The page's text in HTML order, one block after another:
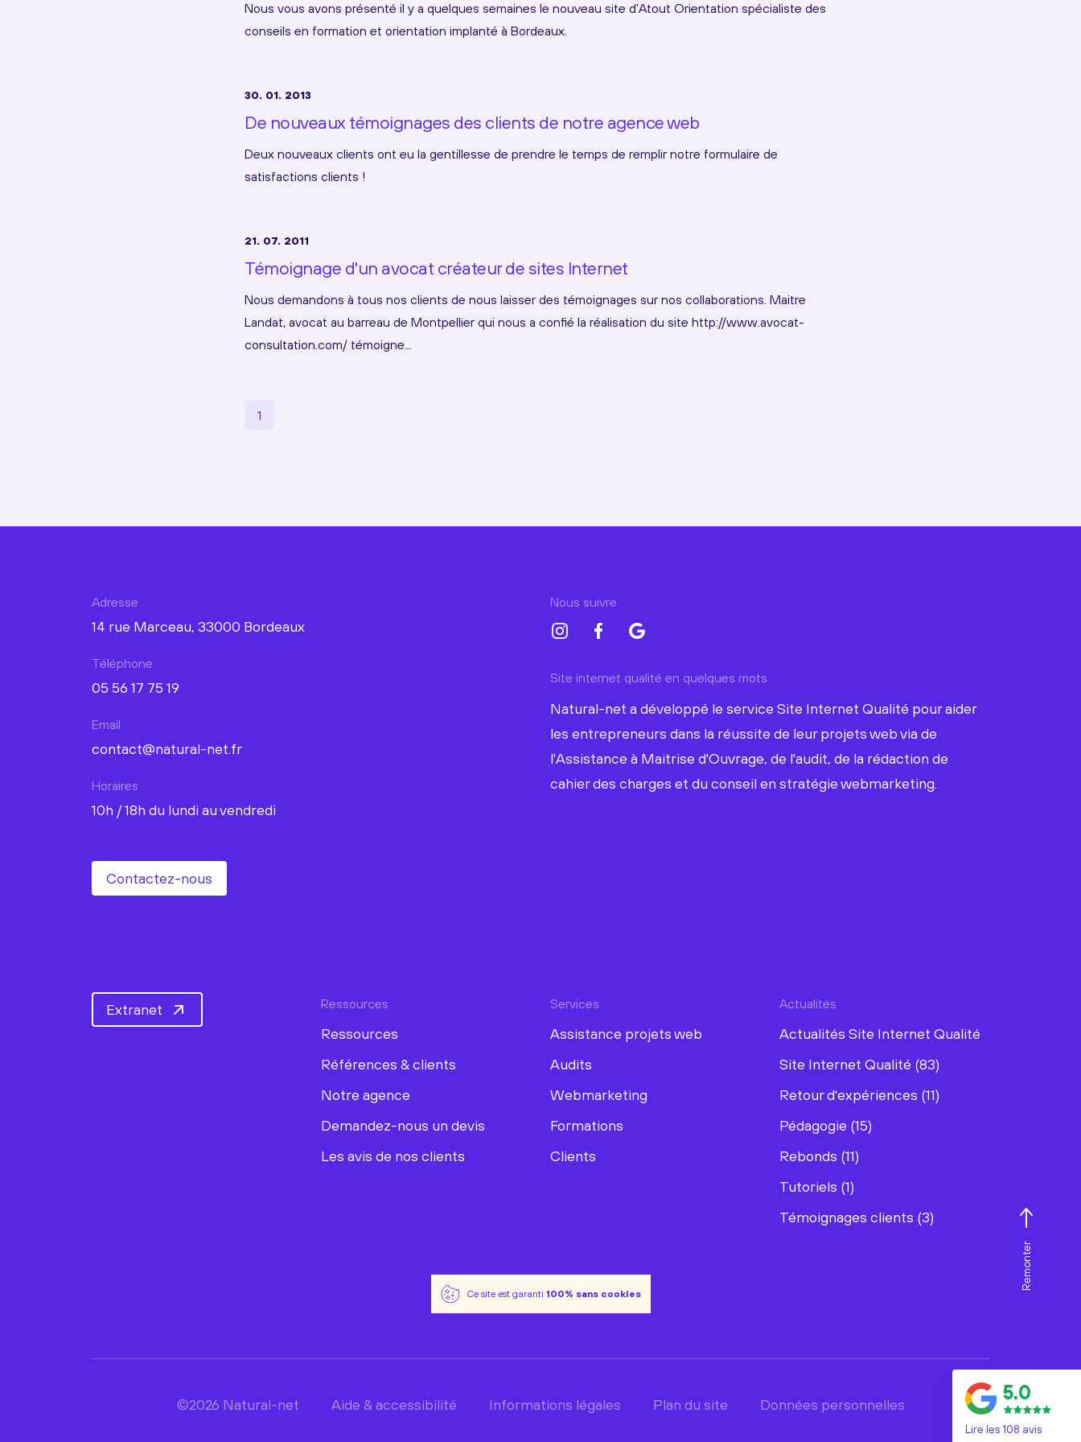
Nous vous avons présenté il y a quelques semaines le nouveau site d'Atout Orientation spécialiste des
conseils en formation et orientation implanté à Bordeaux.
30. 01. 2013
De nouveaux témoignages des clients de notre agence web
Deux nouveaux clients ont eu la gentillesse de prendre le temps de remplir notre formulaire de
satisfactions clients !
21. 07. 2011
Témoignage d'un avocat créateur de sites Internet
Nous demandons à tous nos clients de nous laisser des témoignages sur nos collaborations. Maitre
Landat, avocat au barreau de Montpellier qui nous a confié la réalisation du site http://www.avocat-
consultation.com/ témoigne...
1
Adresse
14 rue Marceau, 33000 Bordeaux
Téléphone
05 56 17 75 19
Email
contact@natural-net.fr
Horaires
10h / 18h du lundi au vendredi
Contactez-nous
Nous suivre
Site internet qualité en quelques mots
Natural-net a développé le service Site Internet Qualité pour aider
les entrepreneurs dans la réussite de leur projets web via de
l'Assistance à Maitrise d'Ouvrage, de l'audit, de la rédaction de
cahier des charges et du conseil en stratégie webmarketing.
Extranet Ressources
Ressources
Références & clients
Notre agence
Demandez-nous un devis
Les avis de nos clients
Services
Assistance projets web
Audits
Webmarketing
Formations
Clients
Actualités
Actualités Site Internet Qualité
Site Internet Qualité (83)
Retour d'expériences (11)
Pédagogie (15)
Rebonds (11)
Tutoriels (1)
Témoignages clients (3)
Ce site est garanti 100% sans cookies
©2026 Natural-net Aide & accessibilité Informations légales Plan du site Données personnelles
Remonter
5.0
Lire les 108 avis